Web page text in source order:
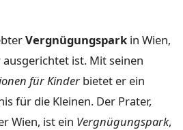
Vergnügungspark in Wien,
ist. Mit seinen
für Kinder bietet er ein
für die Kleinen. Der Prater,
Wien, ist ein Vergnügungspark,